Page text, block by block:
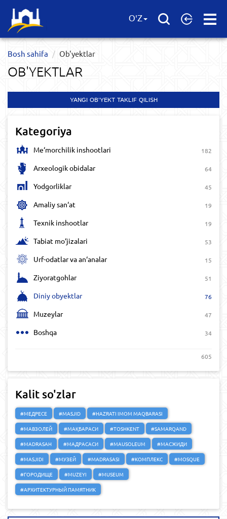
Open
O'Z
Bosh sahifa Ob'yektlar​
OB'YEKTLAR​
YANGI OB'YEKT TAKLIF QILISH
Kategoriya
Me‘morchilik inshootlari 182
Arxeologik obidalar 64
Yodgorliklar 45
Amaliy san‘at 19
Texnik inshootlar 19
Tabiat mo‘jizalari 53
Urf-odatlar va an‘analar 15
Ziyoratgohlar 51
Diniy obyektlar 76
Muzeylar 47
Boshqa 34
605
Kalit so'zlar
#МЕДРЕСЕ #MASJID
#HAZRATI IMOM MAQBARASI
#МАВЗОЛЕЙ
#МАҚБАРАСИ #TOSHKENT
#SAMARQAND
#MADRASAH
#МАДРАСАСИ #MAUSOLEUM
#МАСЖИДИ
#MASJIDI
#МУЗЕЙ #MADRASASI #КОМПЛЕКС
#MOSQUE
#ГОРОДИЩЕ
#MUZEYI
#MUSEUM
#АРХИТЕКТУРНЫЙ ПАМЯТНИК